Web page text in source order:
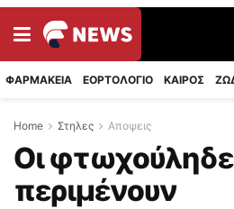
ΦΑΡΜΑΚΕΙΑ ΕΟΡΤΟΛΟΓΙΟ ΚΑΙΡΟΣ
Home Στηλες Αποψεις
Οι
περιμένουν